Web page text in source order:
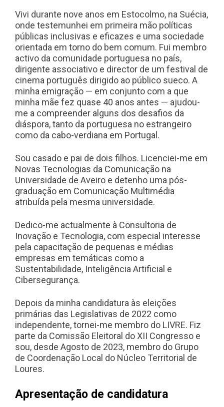
Vivi durante nove anos em Estocolmo, na Suécia,
onde testemunhei em primeira mão políticas
públicas inclusivas e eficazes e uma sociedade
orientada em torno do bem comum. Fui membro
activo da comunidade portuguesa no país,
dirigente associativo e director de um festival de
cinema português dirigido ao público sueco. A
minha emigração — em conjunto com a que
minha mãe fez quase 40 anos antes — ajudou-
me a compreender alguns dos desafios da
diáspora, tanto da portuguesa no estrangeiro
como da cabo-verdiana em Portugal.
Sou casado e pai de dois filhos. Licenciei-me em
Novas Tecnologias da Comunicação na
Universidade de Aveiro e detenho uma pós-
graduação em Comunicação Multimédia
atribuída pela mesma universidade.
Dedico-me actualmente à Consultoria de
Inovação e Tecnologia, com especial interesse
pela capacitação de pequenas e médias
empresas em temáticas como a
Sustentabilidade, Inteligência Artificial e
Cibersegurança.
Depois da minha candidatura às eleições
primárias das Legislativas de 2022 como
independente, tornei-me membro do LIVRE. Fiz
parte da Comissão Eleitoral do XII Congresso e
sou, desde Agosto de 2023, membro do Grupo
de Coordenação Local do Núcleo Territorial de
Loures.
Apresentação de candidatura